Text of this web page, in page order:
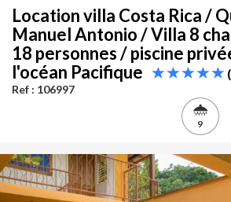
Location villa Costa Rica /
Manuel Antonio / Villa 8
18 personnes / piscine
l'océan Pacifique
Ref : 106997
9